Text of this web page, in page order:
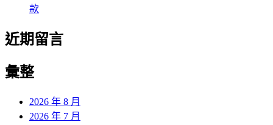
款
近期留言
彙整
2026 年 8 月
2026 年 7 月